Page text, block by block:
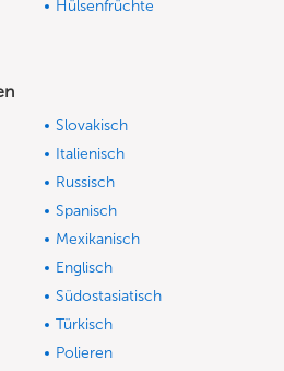
Hülsenfrüchte
Slovakisch
Italienisch
Russisch
Spanisch
Mexikanisch
Englisch
Südostasiatisch
Türkisch
Polieren